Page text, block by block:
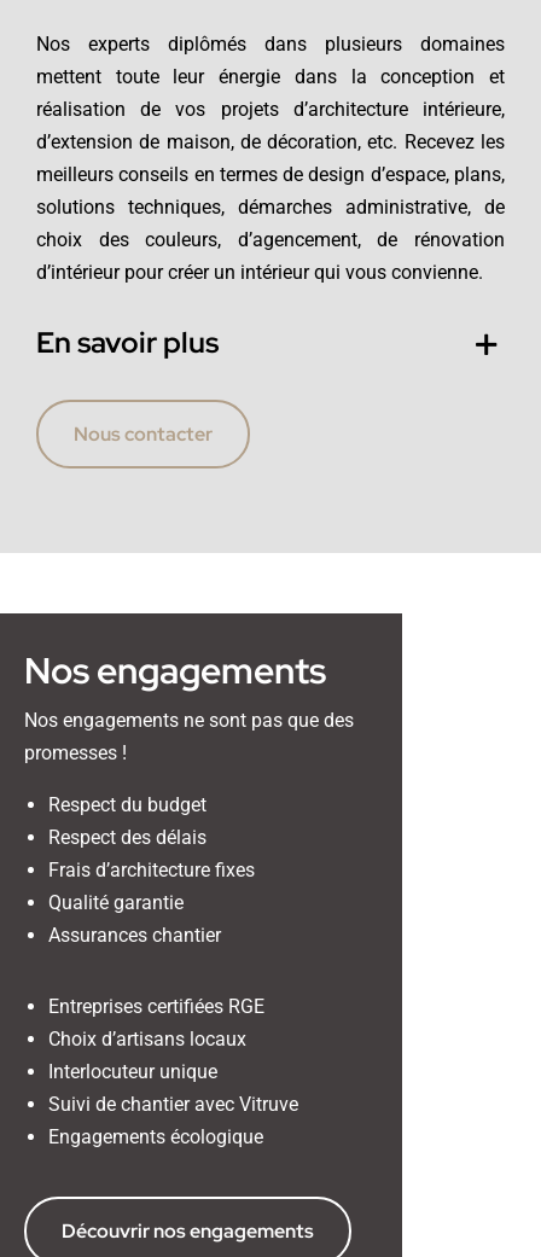
Nos experts diplômés dans plusieurs domaines
mettent toute leur énergie dans la conception et
réalisation de vos projets d’architecture intérieure,
d’extension de maison, de décoration, etc. Recevez les
meilleurs conseils en termes de design d’espace, plans,
solutions techniques, démarches administrative, de
choix des couleurs, d’agencement, de rénovation
d’intérieur pour créer un intérieur qui vous convienne.
En savoir plus
Nous contacter
Nos engagements
Nos engagements ne sont pas que des
promesses !
Respect du budget
Respect des délais
Frais d’architecture fixes
Qualité garantie
Assurances chantier
Entreprises certifiées RGE
Choix d’artisans locaux
Interlocuteur unique
Suivi de chantier avec Vitruve
Engagements écologique
Découvrir nos engagements